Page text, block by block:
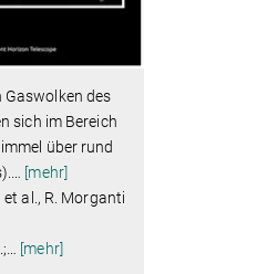
Gaswolken des
sich im Bereich
über rund
[mehr]
al., R. Morganti
[mehr]